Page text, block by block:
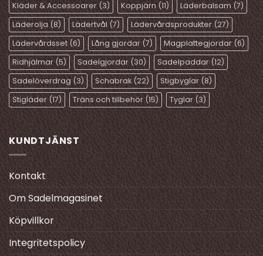
Kläder & Accessoarer(3) Koppjärn (11) Läderbalsam(7)
Läderolja (8) Lädertvål(7) Lädervårdsprodukter(27)
Lädervårdsset(6) Lång gjordar (7) Magplattegjordar(6)
Ridhjälmar(5) Sadelgjordar(30) Sadelpaddar (12)
Sadelöverdrag(3) Schabrak(22) Stigbyglar (8)
Stigläder(17) Träns och tillbehör(15) Tyglar(3)
KUNDTJÄNST
Kontakt
Om Sadelmagasinet
Köpvillkor
Integritetspolicy